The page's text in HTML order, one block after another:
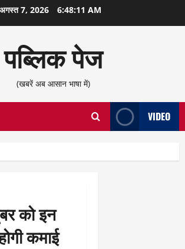
अगस्त 7, 2026 6:48:12 AM
पब्लिक पेज
(खबरें अब आसान भाषा में)
VIDEO
को इन
कमाई